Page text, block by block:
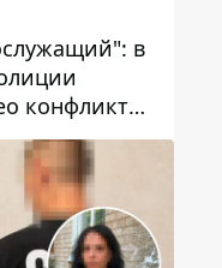
в
конфликта
ноги на
в Днепре